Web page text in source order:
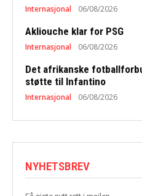
Internasjonal 06/08/2026
Akliouche klar for PSG
Internasjonal 06/08/2026
Det afrikanske
støtte til Infantino
Internasjonal 06/08/2026
NYHETSBREV